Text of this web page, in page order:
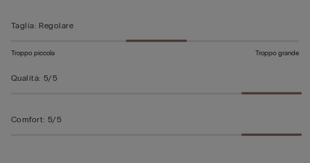
5
Taglia: Regolare
Troppo piccola Troppo grande
Qualità: 5/5
Comfort: 5/5